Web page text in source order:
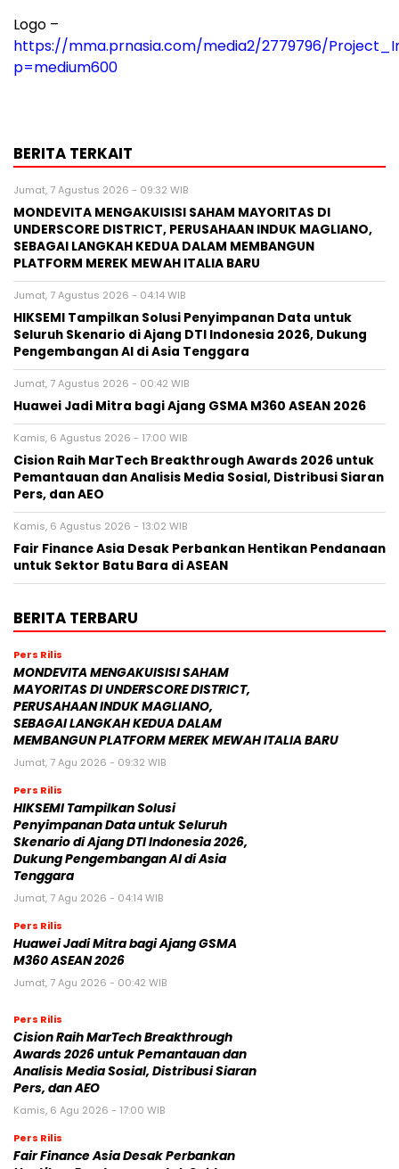
Logo –
https://mma.prnasia.com/media2/2779796/
p=medium600
BERITA TERKAIT
Jumat, 7 Agustus 2026 - 09:32 WIB
MONDEVITA MENGAKUISISI SAHAM MAYORITAS DI
UNDERSCORE DISTRICT, PERUSAHAAN INDUK MAGLIANO,
SEBAGAI LANGKAH KEDUA DALAM MEMBANGUN
PLATFORM MEREK MEWAH ITALIA BARU
Jumat, 7 Agustus 2026 - 04:14 WIB
HIKSEMI Tampilkan Solusi Penyimpanan Data untuk
Seluruh Skenario di Ajang DTI Indonesia 2026, Dukung
Pengembangan AI di Asia Tenggara
Jumat, 7 Agustus 2026 - 00:42 WIB
Huawei Jadi Mitra bagi Ajang GSMA M360 ASEAN 2026
Kamis, 6 Agustus 2026 - 17:00 WIB
Cision Raih MarTech Breakthrough Awards 2026 untuk
Pemantauan dan Analisis Media Sosial, Distribusi Siaran
Pers, dan AEO
Kamis, 6 Agustus 2026 - 13:02 WIB
Fair Finance Asia Desak Perbankan Hentikan Pendanaan
untuk Sektor Batu Bara di ASEAN
BERITA TERBARU
Pers Rilis
MONDEVITA MENGAKUISISI SAHAM
MAYORITAS DI UNDERSCORE DISTRICT,
PERUSAHAAN INDUK MAGLIANO,
SEBAGAI LANGKAH KEDUA DALAM
MEMBANGUN PLATFORM MEREK MEWAH ITALIA BARU
Jumat, 7 Agu 2026 - 09:32 WIB
Pers Rilis
HIKSEMI Tampilkan Solusi
Penyimpanan Data untuk Seluruh
Skenario di Ajang DTI Indonesia 2026,
Dukung Pengembangan AI di Asia
Tenggara
Jumat, 7 Agu 2026 - 04:14 WIB
Pers Rilis
Huawei Jadi Mitra bagi Ajang GSMA
M360 ASEAN 2026
Jumat, 7 Agu 2026 - 00:42 WIB
Pers Rilis
Cision Raih MarTech Breakthrough
Awards 2026 untuk Pemantauan dan
Analisis Media Sosial, Distribusi Siaran
Pers, dan AEO
Kamis, 6 Agu 2026 - 17:00 WIB
Pers Rilis
Fair Finance Asia Desak Perbankan